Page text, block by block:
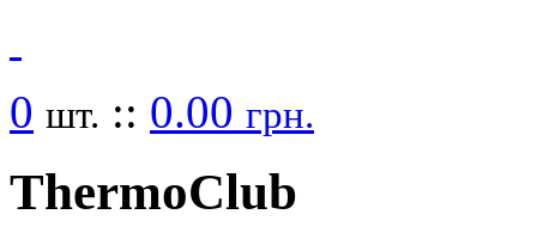
0 шт. :: 0.00 грн.
ThermoClub